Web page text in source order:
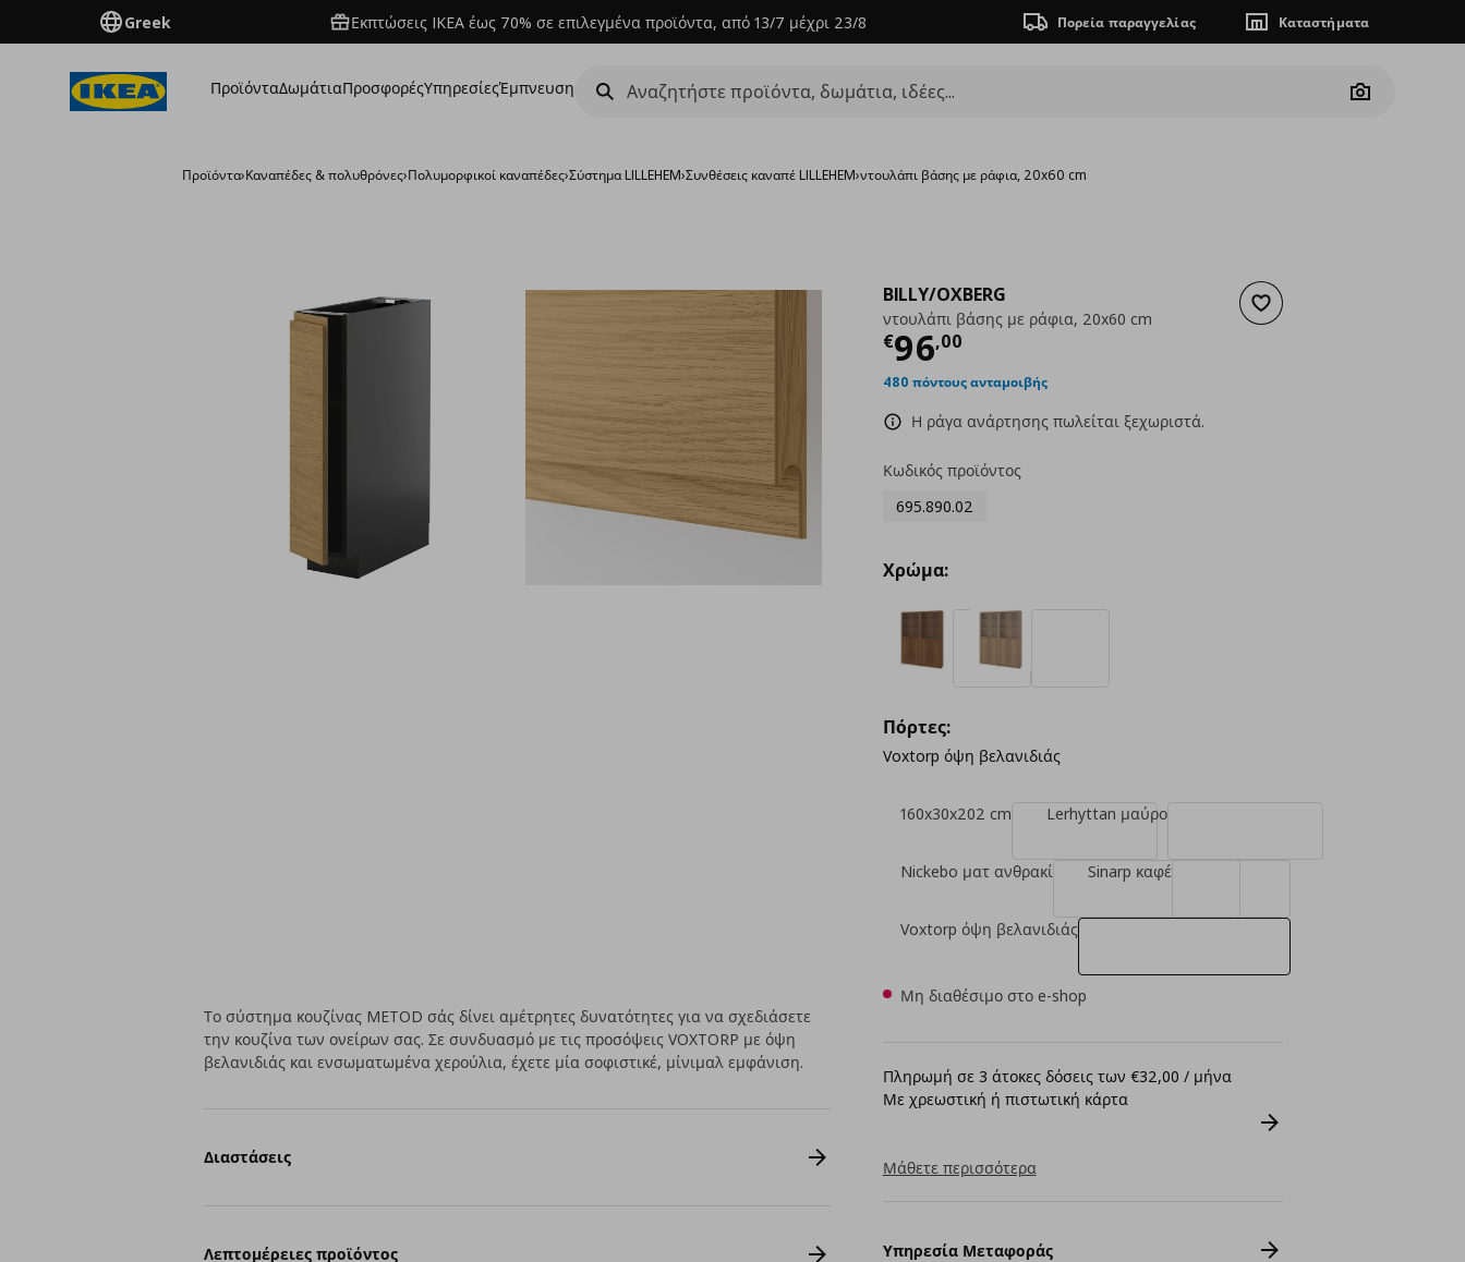
Greek Εκπτώσεις IKEA έως 70% σε επιλεγμένα προϊόντα, από 13/7 μέχρι 23/8 Πορεία παραγγελίας Καταστήματα
ΠροϊόνταΔωμάτιαΠροσφορέςΥπηρεσίεςΈμπνευση
Camera
Προϊόντα›Καναπέδες & πολυθρόνες›Πολυμορφικοί καναπέδες›Σύστημα LILLEHEM›Συνθέσεις καναπέ LILLEHEM›ντουλάπι βάσης με ράφια, 20x60 cm
Προσθήκη στα αγαπημένα
BILLY/OXBERG
ντουλάπι βάσης με ράφια, 20x60 cm
€96,00
Τρέχουσα τιμή
480 πόντους ανταμοιβής
Η ράγα ανάρτησης πωλείται ξεχωριστά.
Κωδικός προϊόντος
695.890.02
Χρώμα:
Πόρτες:
Voxtorp όψη βελανιδιάς
160x30x202 cm Lerhyttan μαύρο
Nickebo ματ ανθρακί Sinarp καφέ
Voxtorp όψη βελανιδιάς
Μη διαθέσιμο στο e-shop
Πληρωμή σε 3 άτοκες δόσεις των €32,00 / μήνα
Με χρεωστική ή πιστωτική κάρτα
Μάθετε περισσότερα
Υπηρεσία Μεταφοράς
Το σύστημα κουζίνας METOD σάς δίνει αμέτρητες δυνατότητες για να σχεδιάσετε
την κουζίνα των ονείρων σας. Σε συνδυασμό με τις προσόψεις VOXTORP με όψη
βελανιδιάς και ενσωματωμένα χερούλια, έχετε μία σοφιστικέ, μίνιμαλ εμφάνιση.
Διαστάσεις
Λεπτομέρειες προϊόντος